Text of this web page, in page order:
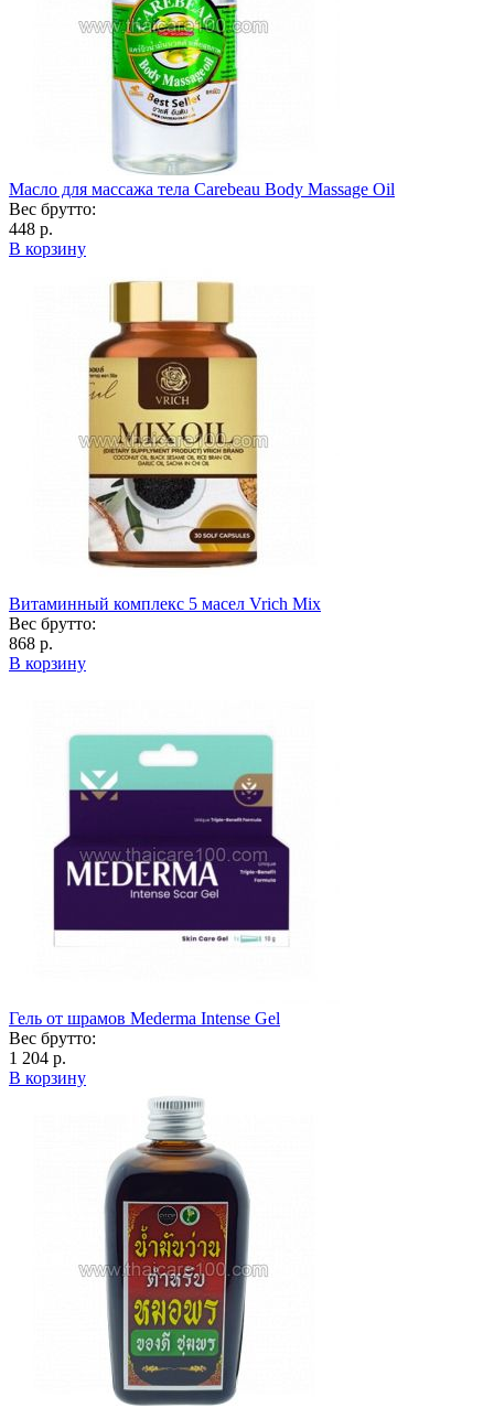
Масло для массажа тела Carebeau Body Massage Oil
Вес брутто:
448 р.
В корзину
Витаминный комплекс 5 масел Vrich Mix
Вес брутто:
868 р.
В корзину
Гель от шрамов Mederma Intense Gel
Вес брутто:
1 204 р.
В корзину